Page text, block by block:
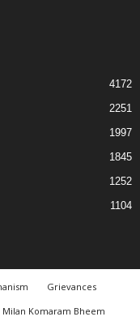
4172
2251
1997
1845
1252
1104
Grievances
Komaram Bheem